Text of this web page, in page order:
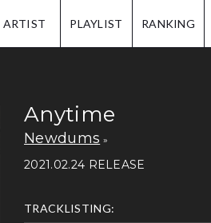
ARTIST PLAYLIST RANKING
Anytime
Newdums
2021.02.24 RELEASE
TRACKLISTING: